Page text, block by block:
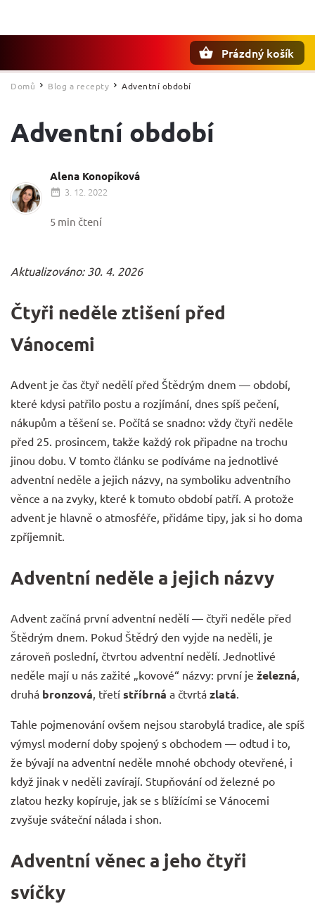
Prázdný košík
Domů / Blog a recepty / Adventní období
Adventní období
Alena Konopíková
3. 12. 2022
5 min čtení
Aktualizováno: 30. 4. 2026
Čtyři neděle ztišení před
Vánocemi
Advent je čas čtyř nedělí před Štědrým dnem — období,
které kdysi patřilo postu a rozjímání, dnes spíš pečení,
nákupům a těšení se. Počítá se snadno: vždy čtyři neděle
před 25. prosincem, takže každý rok připadne na trochu
jinou dobu. V tomto článku se podíváme na jednotlivé
adventní neděle a jejich názvy, na symboliku adventního
věnce a na zvyky, které k tomuto období patří. A protože
advent je hlavně o atmosféře, přidáme tipy, jak si ho doma
zpříjemnit.
Adventní neděle a jejich názvy
Advent začíná první adventní nedělí — čtyři neděle před
Štědrým dnem. Pokud Štědrý den vyjde na neděli, je
zároveň poslední, čtvrtou adventní nedělí. Jednotlivé
neděle mají u nás zažité „kovové“ názvy: první je železná
druhá bronzová , třetí stříbrná a čtvrtá zlatá
Tahle pojmenování ovšem nejsou starobylá tradice, ale spíš
výmysl moderní doby spojený s obchodem — odtud i to,
že bývají na adventní neděle mnohé obchody otevřené, i
když jinak v neděli zavírají. Stupňování od železné po
zlatou hezky kopíruje, jak se s blížícími se Vánocemi
zvyšuje sváteční nálada i shon.
Adventní věnec a jeho čtyři
svíčky